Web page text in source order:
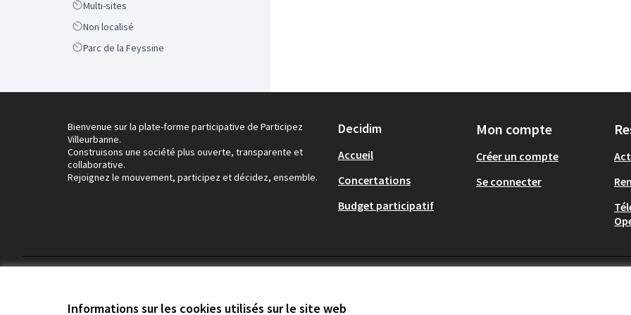
Informations sur les cookies utilisés sur le site web
ScopeMulti-sites
ScopeNon localisé
ScopeParc de la Feyssine
Bienvenue sur la plate-forme participative de Participez
Villeurbanne.
Construisons une société plus ouverte, transparente et
collaborative.
Rejoignez le mouvement, participez et décidez, ensemble.
Decidim
Accueil
Concertations
Budget participatif
Mon compte
Créer un compte
Se connecter